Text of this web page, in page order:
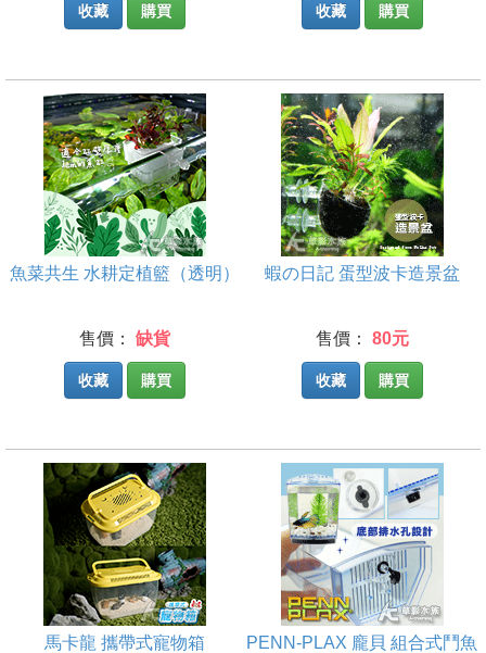
收藏 購買 收藏 購買
魚菜共生 水耕定植籃（透明）
售價： 缺貨
收藏 購買
蝦の日記 蛋型波卡造景盆
售價： 80元
收藏 購買
馬卡龍 攜帶式寵物箱
PENN-PLAX 龐貝 組合式鬥魚